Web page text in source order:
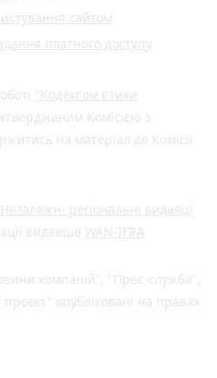
сайтом
платного доступу
"Кодексом етики
Комісією з
на матеріал до Комісії
Незалежні регіональні видавці
видавців WAN-IFRA
компаній", "Прес-служба",
опубліковані на правах